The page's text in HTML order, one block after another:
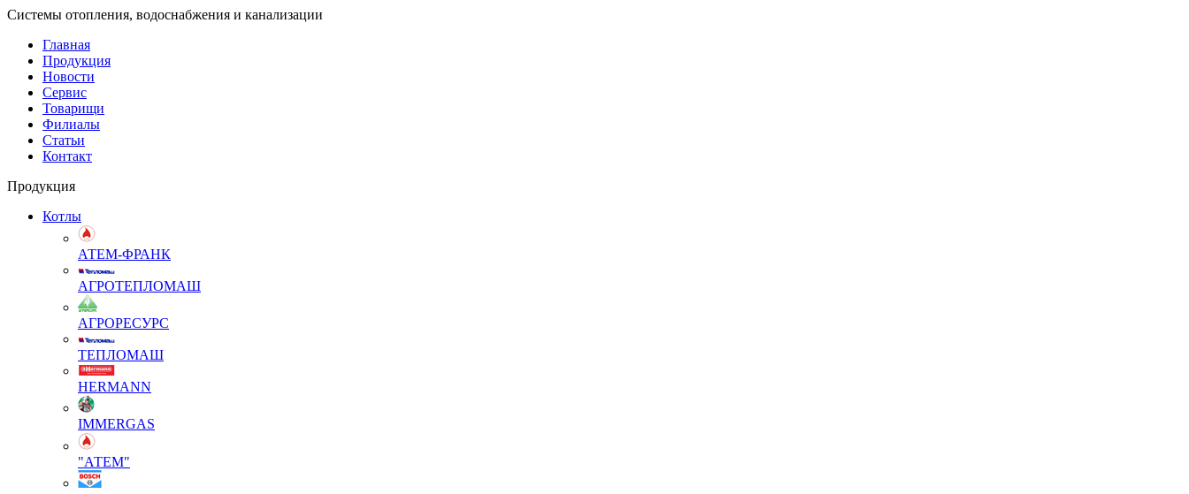
Системы отопления, водоснабжения и канализации
Главная
Продукция
Новости
Сервис
Товарищи
Филиалы
Статьи
Контакт
Продукция
Котлы
АТЕМ-ФРАНК
АГРОТЕПЛОМАШ
АГРОРЕСУРС
ТЕПЛОМАШ
HERMANN
IMMERGAS
"АТЕМ"